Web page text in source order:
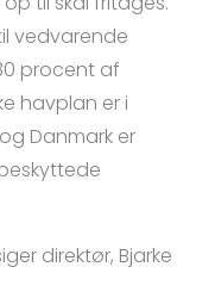
vedvarende
procent af
havplan er i
Danmark er
direktør, Bjarke